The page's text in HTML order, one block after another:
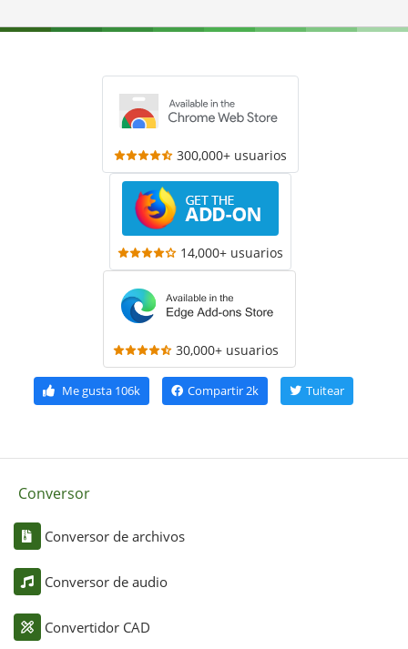
300,000+ usuarios
14,000+ usuarios
30,000+ usuarios
Me gusta106k Compartir 2k Tuitear
Conversor
Conversor de archivos
Conversor de audio
Convertidor CAD